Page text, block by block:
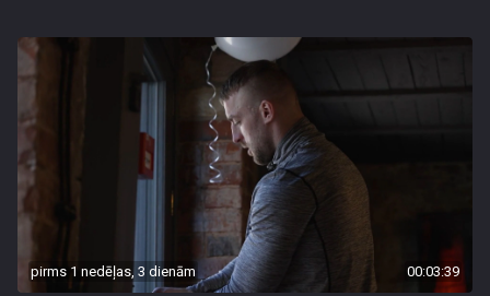
pirms 1 nedēļas, 3 dienām 00:03:39